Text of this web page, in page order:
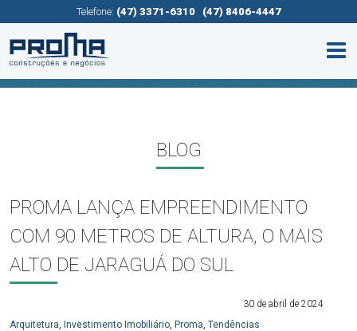
Telefone: (47) 3371-6310 (47) 8406-4447
BLOG
PROMA LANÇA EMPREENDIMENTO
COM 90 METROS DE ALTURA, O MAIS
ALTO DE JARAGUÁ DO SUL
30 de abril de 2024
Arquitetura, Investimento Imobiliário, Proma, Tendências